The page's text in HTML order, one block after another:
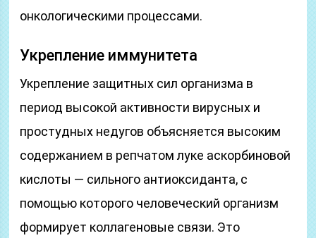
онкологическими процессами.
Укрепление иммунитета
Укрепление защитных сил организма в
период высокой активности вирусных и
простудных недугов объясняется высоким
содержанием в репчатом луке аскорбиновой
кислоты — сильного антиоксиданта, с
помощью которого человеческий организм
формирует коллагеновые связи. Это